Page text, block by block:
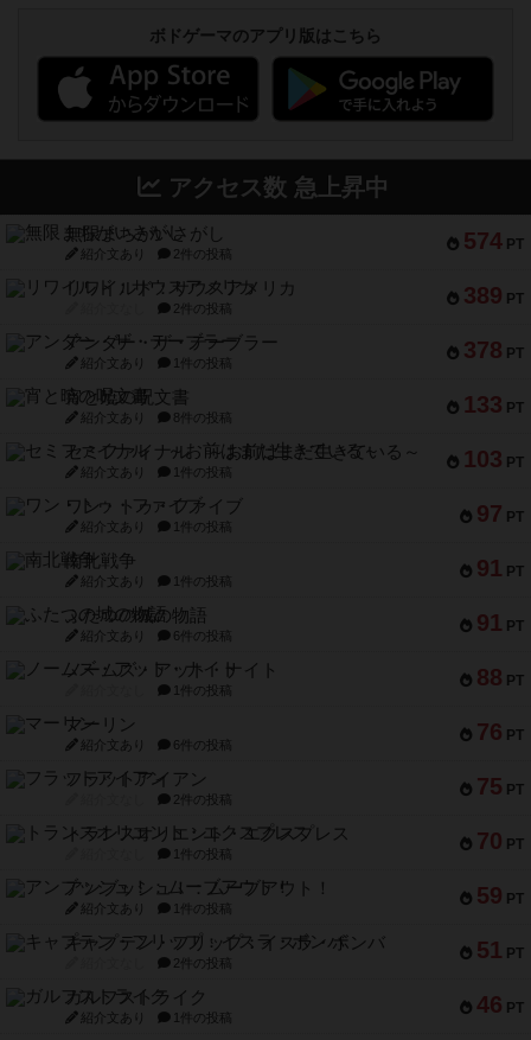
ボドゲーマのアプリ版はこちら
アクセス数 急上昇中
574 PT
無限まちがいさがし
紹介文あり 2件の投稿
389 PT
リワイルド：サウスアメリカ
2件の投稿
378 PT
アンダー・ザ・テーブラー
紹介文あり 1件の投稿
133 PT
宵と暁の呪文書
紹介文あり 8件の投稿
103 PT
セミファイナル ～お前はまだ生きている～
紹介文あり 1件の投稿
97 PT
ワン・トゥ・ファイブ
紹介文あり 1件の投稿
91 PT
南北戦争
紹介文あり 1件の投稿
91 PT
ふたつの城の物語
紹介文あり 6件の投稿
88 PT
ノームズ・アット・ナイト
1件の投稿
76 PT
マーリン
紹介文あり 6件の投稿
75 PT
フラットアイアン
2件の投稿
70 PT
トランスオリエント・エクスプレス
1件の投稿
59 PT
アンブッシュ！：ムーブアウト！
紹介文あり 1件の投稿
51 PT
キャプテン・フリップ：イスラ・ボンバ
2件の投稿
46 PT
ガルフストライク
紹介文あり 1件の投稿